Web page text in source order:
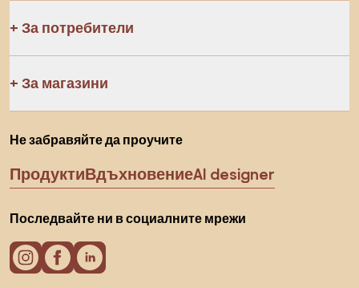
За потребители
За магазини
Не забравяйте да проучите
ПродуктиВдъхновениеAI designer
Последвайте ни в социалните мрежи